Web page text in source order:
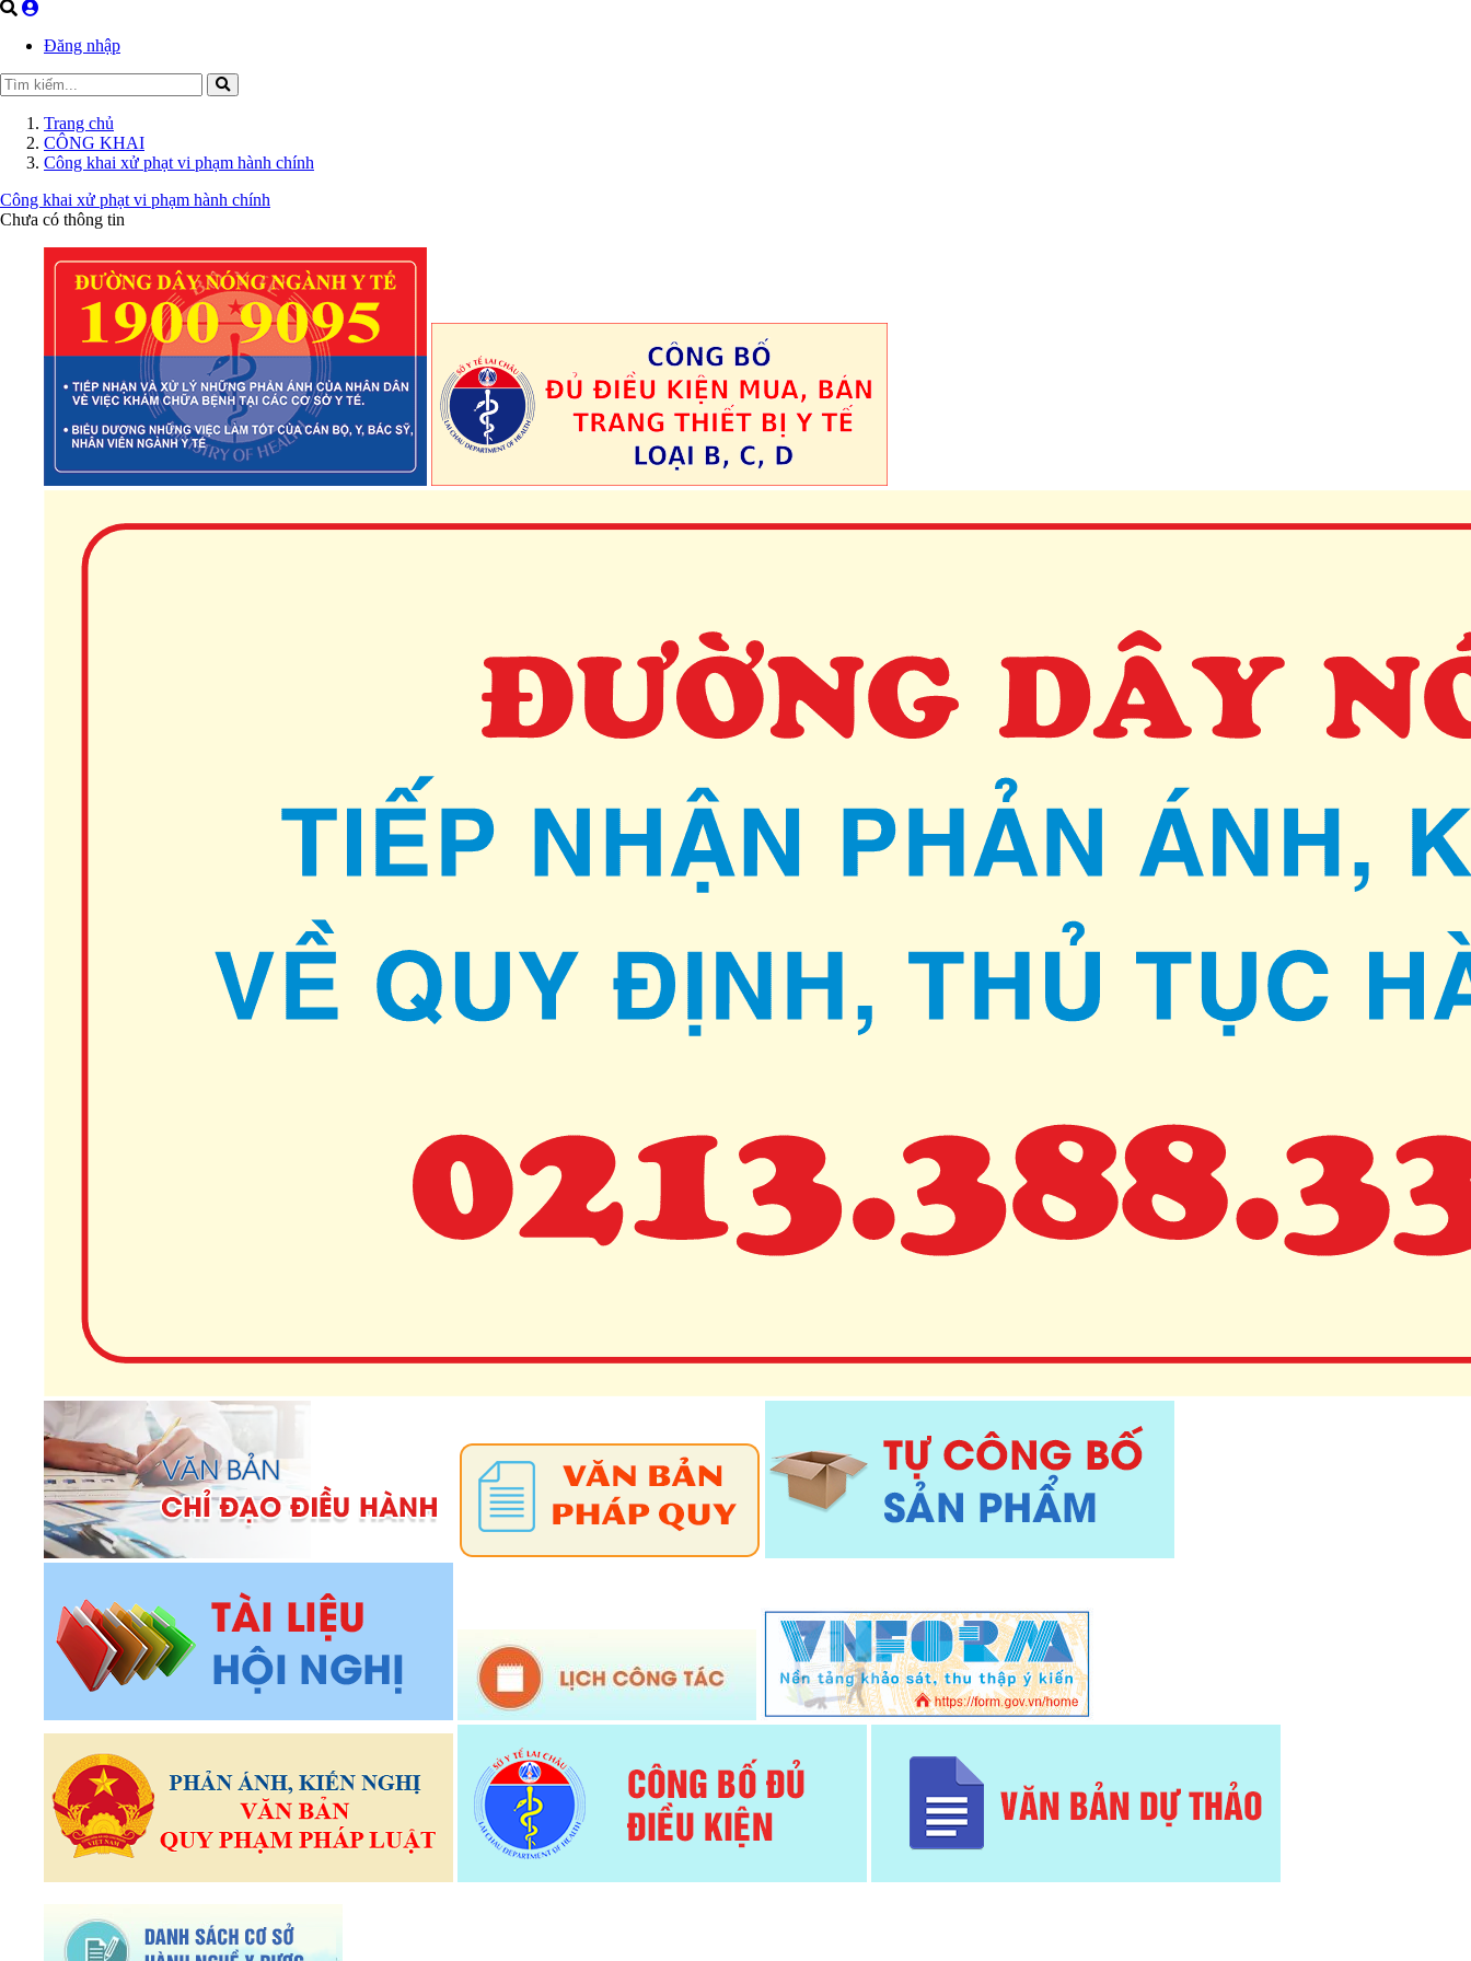
Đăng nhập
Trang chủ
CÔNG KHAI
Công khai xử phạt vi phạm hành chính
Công khai xử phạt vi phạm hành chính
Chưa có thông tin